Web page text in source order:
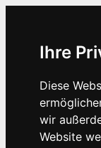
Ihre
Diese
wir
Website